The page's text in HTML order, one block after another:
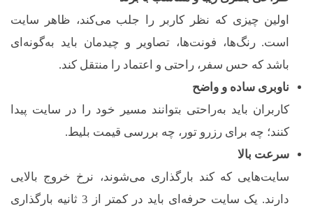
اولین چیزی که نظر کاربر را جلب می‌کند، ظاهر سایت
است. رنگ‌ها، فونت‌ها، تصاویر و چیدمان باید به‌گونه‌ای
باشد که حس سفر، راحتی و اعتماد را منتقل کند.
ناوبری ساده و واضح
کاربران باید به‌راحتی بتوانند مسیر خود را در سایت پیدا
کنند؛ چه برای رزرو تور، چه بررسی قیمت بلیط.
سرعت بالا
سایت‌هایی که کند بارگذاری می‌شوند، نرخ خروج بالایی
دارند. یک سایت حرفه‌ای باید در کمتر از 3 ثانیه بارگذاری